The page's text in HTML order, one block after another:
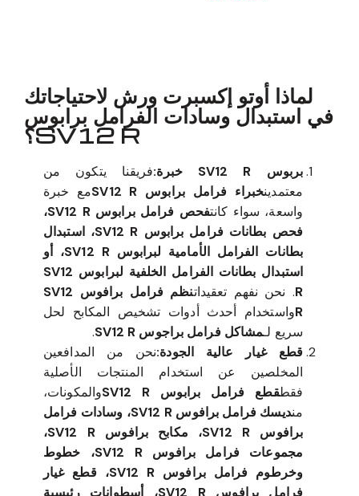
لماذا أوتو إكسبرت ورش لاحتياجاتك
في استبدال وسادات الفرامل برابوس
SV12 R؟
بربوس SV12 R خبرة:
فريقنا يتكون من
معتمدينخبراء فرامل برابوس SV12 R
مع خبرة
واسعة، سواء كانت
فحص فرامل برابوس SV12 R،
فحص بطانات فرامل برابوس SV12 R، استبدال
بطانات الفرامل الأمامية لبرابوس SV12 R، أو
استبدال بطانات الفرامل الخلفية لبرابوس SV12
R. نحن نفهم تعقيدات
نظم فرامل برافوس SV12
Rواستخدام أحدث أدوات تشخيص المكابح لحل
سريع لـمشاكل فرامل براجوس SV12 R
.
قطع غيار عالية الجودة:نحن من المدافعين
المخلصين عن استخدام المنتجات الأصلية
فقطقطع فرامل برابوس SV12 R
والمكونات،
من
ديسك فرامل برافوس SV12 R، وسادات فرامل
برافوس SV12 R، مكابح برافوس SV12 R،
مجموعات فرامل برافوس SV12 R، خطوط
وخرطوم فرامل برافوس SV12 R، قطع غيار
فرامل برافوس SV12 R، أسطوانات رئيسية